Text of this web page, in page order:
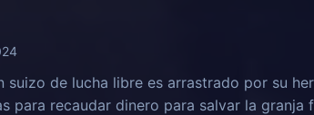
suizo de lucha libre es arrastrado por su
para recaudar dinero para salvar la granja